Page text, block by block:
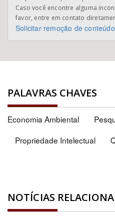
Caso você encontre alguma
favor, entre em contato
Solicitar remoção de conteúdo
PALAVRAS CHAVES
Economia Ambiental
Propriedade Intelectual
NOTÍCIAS